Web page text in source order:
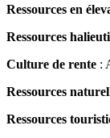
Ressources en
Ressources
Culture de rente :
Ressources
Ressources